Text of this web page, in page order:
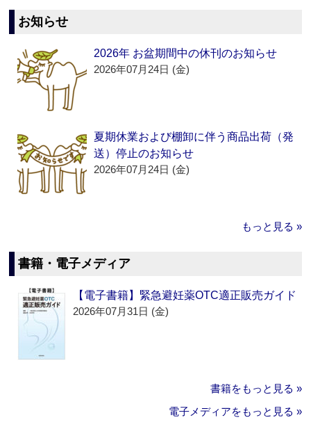
お知らせ
2026年 お盆期間中の休刊のお知らせ
2026年07月24日 (金)
夏期休業および棚卸に伴う商品出荷（発
送）停止のお知らせ
2026年07月24日 (金)
もっと見る »
書籍・電子メディア
【電子書籍】緊急避妊薬OTC適正販売ガイド
2026年07月31日 (金)
書籍をもっと見る »
電子メディアをもっと見る »